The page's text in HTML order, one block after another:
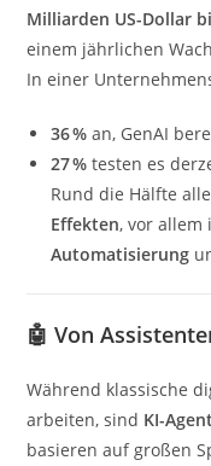
Milliarden US-Dollar
einem jährlichen
In einer
36 % an, GenAI
27 % testen es
Rund die Hälfte
Effekten, vor allem
Automatisierung
🤖 Von
Während klassische
arbeiten, sind KI-
basieren auf großen